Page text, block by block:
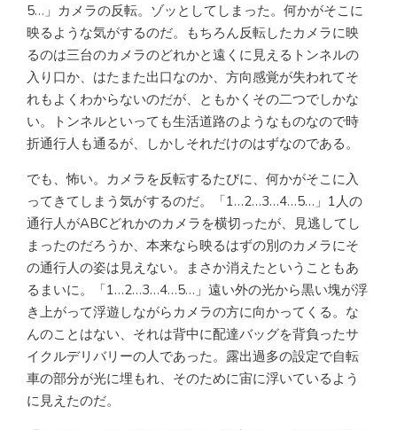
5…」カメラの反転。ゾッとしてしまった。何かがそこに
映るような気がするのだ。もちろん反転したカメラに映
るのは三台のカメラのどれかと遠くに見えるトンネルの
入り口か、はたまた出口なのか、方向感覚が失われてそ
れもよくわからないのだが、ともかくその二つでしかな
い。トンネルといっても生活道路のようなものなので時
折通行人も通るが、しかしそれだけのはずなのである。
でも、怖い。カメラを反転するたびに、何かがそこに入
ってきてしまう気がするのだ。「1…2…3…4…5…」1人の
通行人がABCどれかのカメラを横切ったが、見逃してし
まったのだろうか、本来なら映るはずの別のカメラにそ
の通行人の姿は見えない。まさか消えたということもあ
るまいに。「1…2…3…4…5…」遠い外の光から黒い塊が浮
き上がって浮遊しながらカメラの方に向かってくる。な
んのことはない、それは背中に配達バッグを背負ったサ
イクルデリバリーの人であった。露出過多の設定で自転
車の部分が光に埋もれ、そのために宙に浮いているよう
に見えたのだ。